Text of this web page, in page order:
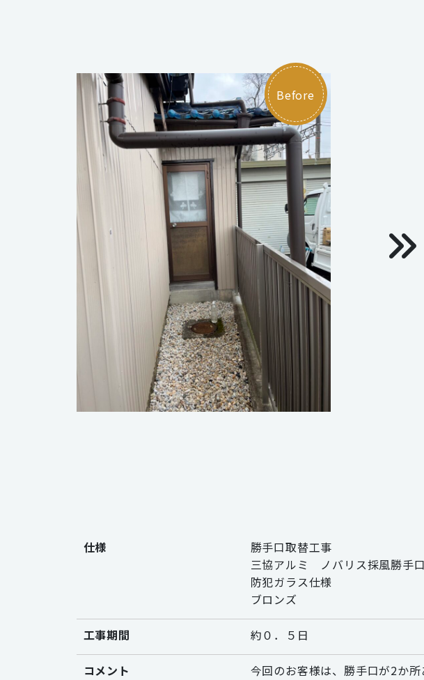
Before
仕様
勝手口取替工事
三協アルミ ノバリス採風勝手
防犯ガラス仕様
ブロンズ
工事期間 約０．５日
コメント
今回のお客様は、勝手口が2か